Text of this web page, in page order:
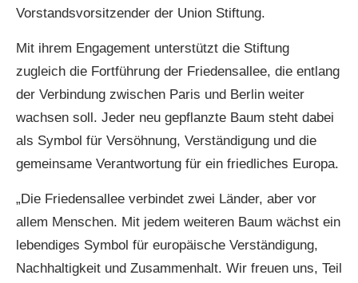
Vorstandsvorsitzender der Union Stiftung.
Mit ihrem Engagement unterstützt die Stiftung
zugleich die Fortführung der Friedensallee, die entlang
der Verbindung zwischen Paris und Berlin weiter
wachsen soll. Jeder neu gepflanzte Baum steht dabei
als Symbol für Versöhnung, Verständigung und die
gemeinsame Verantwortung für ein friedliches Europa.
„Die Friedensallee verbindet zwei Länder, aber vor
allem Menschen. Mit jedem weiteren Baum wächst ein
lebendiges Symbol für europäische Verständigung,
Nachhaltigkeit und Zusammenhalt. Wir freuen uns, Teil